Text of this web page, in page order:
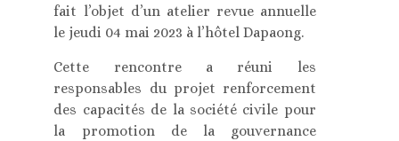
fait l’objet d’un atelier revue annuelle
le jeudi 04 mai 2023 à l’hôtel Dapaong.
Cette rencontre a réuni les
responsables du projet renforcement
des capacités de la société civile pour
la promotion de la gouvernance